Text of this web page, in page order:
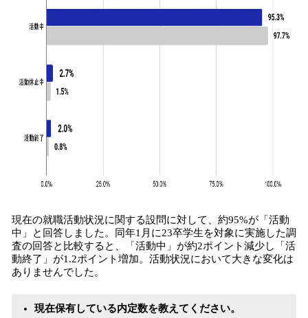
現在の就職活動状況に関する設問に対して、約95%が「活動
中」と回答しました。同年1月に23卒学生を対象に実施した調
査の回答と比較すると、「活動中」が約2ポイント減少し「活
動終了」が1.2ポイント増加。活動状況において大きな変化は
ありませんでした。
現在保有している内定数を教えてください。